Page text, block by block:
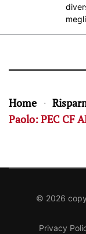
Home
Paolo: PEC CF
© 2026
Privacy